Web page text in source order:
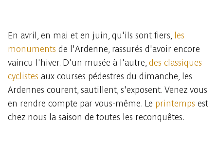
En avril, en mai et en juin, qu'ils sont fiers,
les
monuments de l'Ardenne, rassurés d'avoir encore
vaincu l'hiver. D'un musée à l'autre, des classiques
cyclistes aux courses pédestres du dimanche, les
Ardennes courent, sautillent, s'exposent. Venez vous
en rendre compte par vous-même. Le printemps est
chez nous la saison de toutes les reconquêtes.